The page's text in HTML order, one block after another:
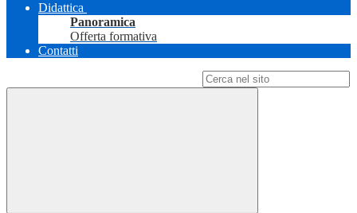
Didattica
Panoramica
Offerta formativa
Contatti